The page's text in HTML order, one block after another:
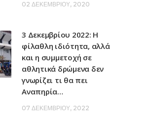
02 ΔΕΚΕΜΒΡΊΟΥ, 2020
3 Δεκεμβρίου 2022: Η
φίλαθλη ιδιότητα, αλλά
και η συμμετοχή σε
αθλητικά δρώμενα δεν
γνωρίζει τι θα πει
Αναπηρία…
07 ΔΕΚΕΜΒΡΊΟΥ, 2022